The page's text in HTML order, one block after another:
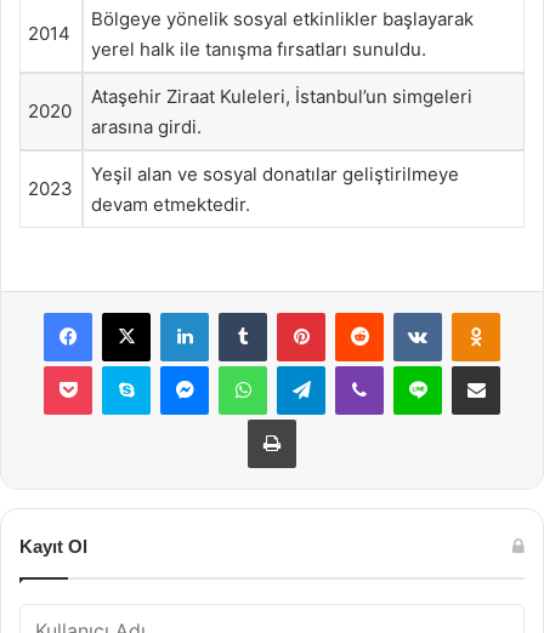
2014
Bölgeye yönelik sosyal etkinlikler başlayarak
yerel halk ile tanışma fırsatları sunuldu.
2020
Ataşehir Ziraat Kuleleri, İstanbul’un simgeleri
arasına girdi.
2023
Yeşil alan ve sosyal donatılar geliştirilmeye
devam etmektedir.
Facebook
X LinkedInTumblr PinterestReddit VKontakte
Pocket Skype MessengerWhatsAppTelegramViber Line E-Posta ile
Yazdır
Kayıt Ol